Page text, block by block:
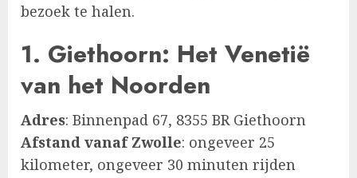
bezoek te halen.
1. Giethoorn: Het Venetië
van het Noorden
Adres: Binnenpad 67, 8355 BR Giethoorn
Afstand vanaf Zwolle: ongeveer 25
kilometer, ongeveer 30 minuten rijden